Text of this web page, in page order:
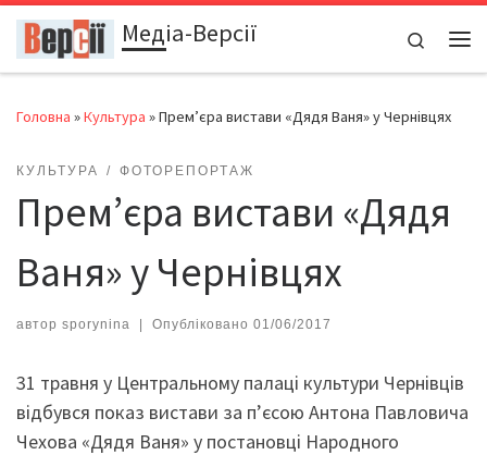
Перейти до вмістуМедіа-Версії
Search
Головна »Культура »Прем’єра вистави «Дядя Ваня» у Чернівцях
КУЛЬТУРА ФОТОРЕПОРТАЖ
Прем’єра вистави «Дядя
Ваня» у Чернівцях
автор sporynina | Опубліковано 01/06/2017
31 травня у Центральному палаці культури Чернівців
відбувся показ вистави за п’єсою Антона Павловича
Чехова «Дядя Ваня» у постановці Народного